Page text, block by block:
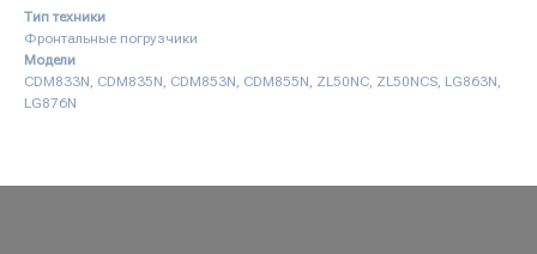
Тип техники
Фронтальные погрузчики
Модели
CDM833N, CDM835N, CDM853N, CDM855N, ZL50NC, ZL50NCS, LG863N,
LG876N